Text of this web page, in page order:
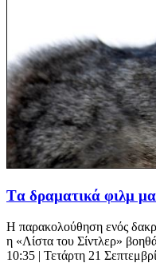
Tα δραματικά φιλμ
Η παρακολούθηση ενός
η «Λίστα του Σίντλερ»
10:35 | Τετάρτη 21